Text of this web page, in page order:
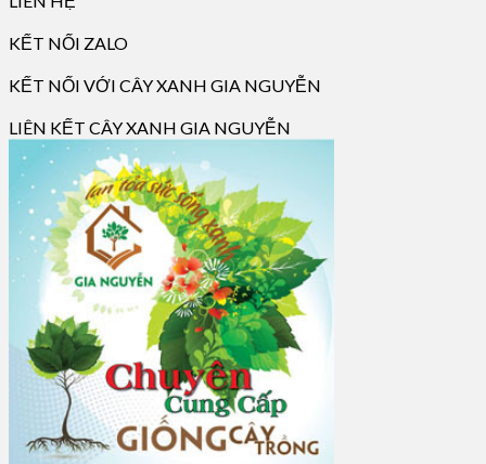
KẾT NỐI ZALO
KẾT NỐI VỚI CÂY XANH GIA NGUYỄN
LIÊN KẾT CÂY XANH GIA NGUYỄN